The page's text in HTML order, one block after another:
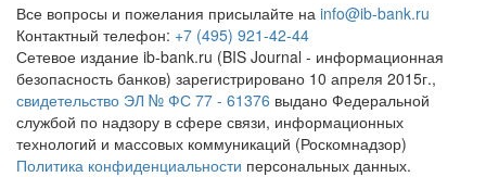
Все вопросы и пожелания присылайте на info@ib-bank.ru
Контактный телефон: +7 (495) 921-42-44
Сетевое издание ib-bank.ru (BIS Journal - информационная
безопасность банков) зарегистрировано 10 апреля 2015г.,
свидетельство ЭЛ № ФС 77 - 61376 выдано Федеральной
службой по надзору в сфере связи, информационных
технологий и массовых коммуникаций (Роскомнадзор)
Политика конфиденциальности персональных данных.